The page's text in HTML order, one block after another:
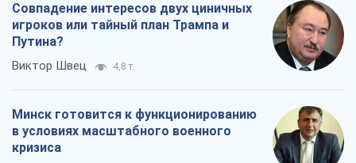
Совпадение интересов двух циничных
игроков или тайный план Трампа и
Путина?
Виктор Швец 4,8 т.
Минск готовится к функционированию
в условиях масштабного военного
кризиса